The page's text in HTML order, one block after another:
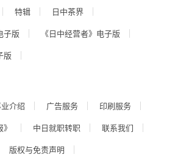
特辑
日中茶界
子版
《日中经营者》电子版
版
介绍 广告服务
印刷服务
中日就职转职
联系我们
版权与免责声明